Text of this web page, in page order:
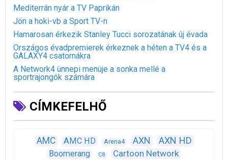
Mediterrán nyár a TV Paprikán
Jön a hoki-vb a Sport TV-n
Hamarosan érkezik Stanley Tucci sorozatának új évada
Országos évadpremierek érkeznek a héten a TV4 és a
GALAXY4 csatornákra
A Network4 ünnepi menüje a sonka mellé a
sportrajongók számára
CÍMKEFELHŐ
AMC AMC HD Arena4 AXN AXN HD
Boomerang C8 Cartoon Network